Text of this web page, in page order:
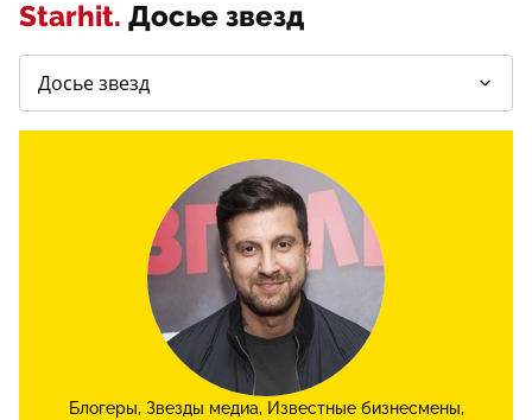
Starhit. Досье звезд
Блогеры Звезды медиа
Известные бизнесмены